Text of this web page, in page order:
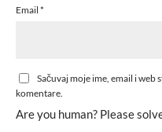
Email *
Sačuvaj moje ime, email i
komentare.
Are you human? Please